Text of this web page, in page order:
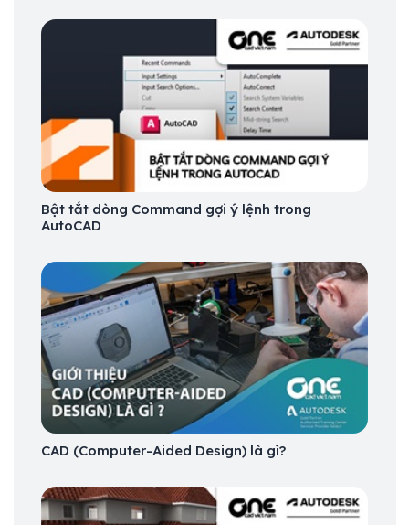
Bật tắt dòng Command gợi ý lệnh trong
AutoCAD
CAD (Computer-Aided Design) là gì?